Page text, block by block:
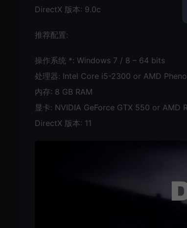
DirectX 版本: 9.0c
推荐配置:
操作系统 *: Windows 7 / 8 – 64 bits
处理器: Intel Core i5-2300 or AMD
内存: 8 GB RAM
显卡: NVIDIA GeForce GTX 550 or
DirectX 版本: 11